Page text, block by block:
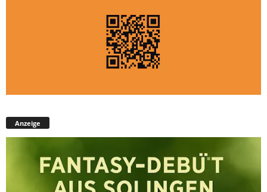
Anzeige